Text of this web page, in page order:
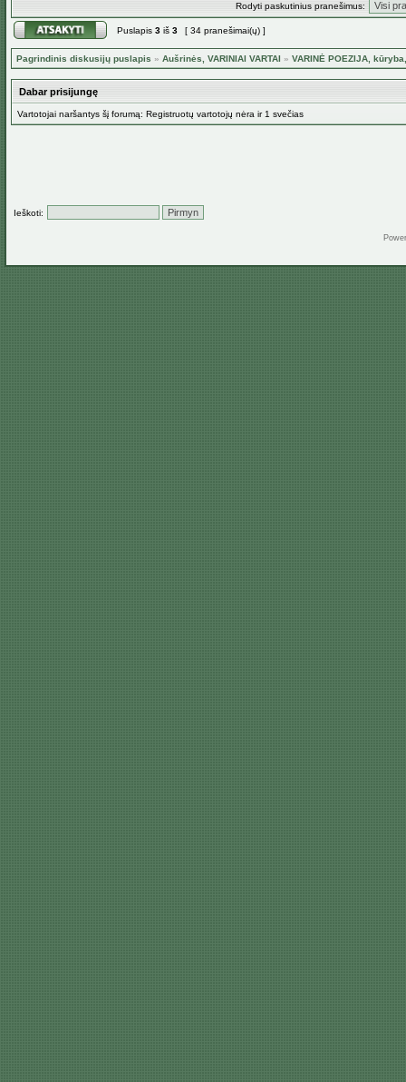
Rodyti paskutinius pranešimus:
Puslapis 3 iš 3 [ 34 pranešimai(ų) ]
Pagrindinis diskusijų puslapis » Aušrinės, VARINIAI VARTAI » VARINĖ POEZIJA,
Dabar prisijungę
Vartotojai naršantys šį forumą: Registruotų vartotojų nėra ir 1 svečias
Ieškoti: